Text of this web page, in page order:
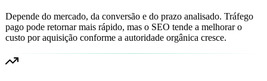
Depende do mercado, da conversão e do prazo analisado. Tráfego
pago pode retornar mais rápido, mas o SEO tende a melhorar o
custo por aquisição conforme a autoridade orgânica cresce.